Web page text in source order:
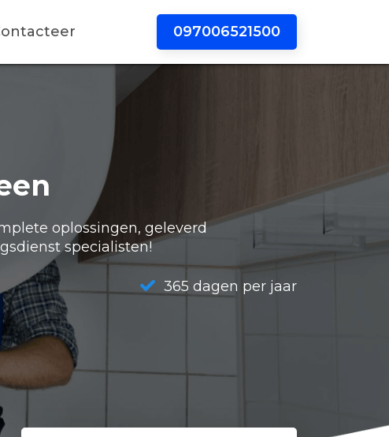
097006521500
oplossingen, geleverd
specialisten!
365 dagen per jaar